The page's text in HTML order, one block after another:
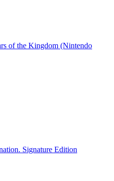
of the Kingdom (Nintendo
Signature Edition